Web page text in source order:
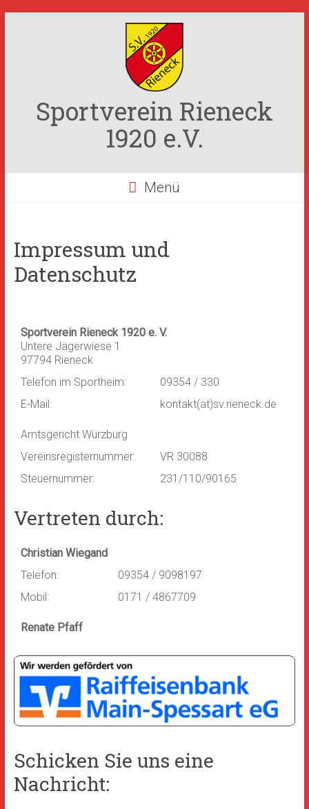
Sportverein Rieneck
1920 e.V.
Menü
Impressum und
Datenschutz
Sportverein Rieneck 1920 e. V.
Untere Jägerwiese 1
97794 Rieneck
Telefon im Sportheim:
09354 / 330
E-Mail:
kontakt(at)sv.rieneck.de
Amtsgericht Würzburg
Vereinsregisternummer:
VR 30088
Steuernummer:
231/110/90165
Vertreten durch:
Christian Wiegand
Telefon:
09354 / 9098197
Mobil:
0171 / 4867709
Renate Pfaff
Schicken Sie uns eine
Nachricht: